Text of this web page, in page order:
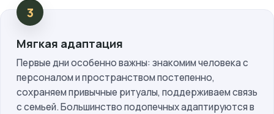
Мягкая адаптация
Первые дни особенно важны: знакомим человека с
персоналом и пространством постепенно,
сохраняем привычные ритуалы, поддерживаем связь
с семьей. Большинство подопечных адаптируются в